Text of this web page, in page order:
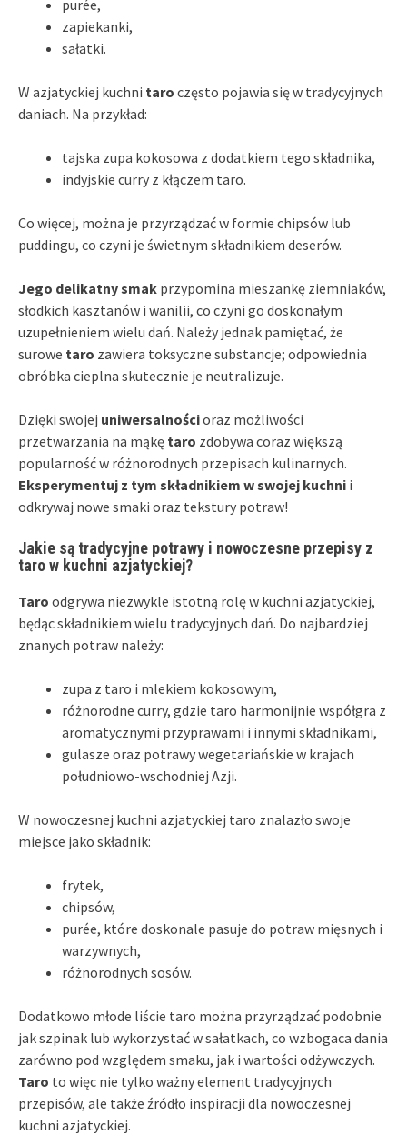
purée,
zapiekanki,
sałatki.
W azjatyckiej kuchni taro często pojawia się w tradycyjnych
daniach. Na przykład:
tajska zupa kokosowa z dodatkiem tego składnika,
indyjskie curry z kłączem taro.
Co więcej, można je przyrządzać w formie chipsów lub
puddingu, co czyni je świetnym składnikiem deserów.
Jego delikatny smak przypomina mieszankę ziemniaków,
słodkich kasztanów i wanilii, co czyni go doskonałym
uzupełnieniem wielu dań. Należy jednak pamiętać, że
surowe taro zawiera toksyczne substancje; odpowiednia
obróbka cieplna skutecznie je neutralizuje.
Dzięki swojej uniwersalnościoraz możliwości
przetwarzania na mąkę taro zdobywa coraz większą
popularność w różnorodnych przepisach kulinarnych.
Eksperymentuj z tym składnikiem w swojej kuchni i
odkrywaj nowe smaki oraz tekstury potraw!
Jakie są tradycyjne potrawy i nowoczesne przepisy z
taro w kuchni azjatyckiej?
Taro odgrywa niezwykle istotną rolę w kuchni azjatyckiej,
będąc składnikiem wielu tradycyjnych dań. Do najbardziej
znanych potraw należy:
zupa z taro i mlekiem kokosowym,
różnorodne curry, gdzie taro harmonijnie współgra z
aromatycznymi przyprawami i innymi składnikami,
gulasze oraz potrawy wegetariańskie w krajach
południowo-wschodniej Azji.
W nowoczesnej kuchni azjatyckiej taro znalazło swoje
miejsce jako składnik:
frytek,
chipsów,
purée, które doskonale pasuje do potraw mięsnych i
warzywnych,
różnorodnych sosów.
Dodatkowo młode liście taro można przyrządzać podobnie
jak szpinak lub wykorzystać w sałatkach, co wzbogaca dania
zarówno pod względem smaku, jak i wartości odżywczych.
Taro to więc nie tylko ważny element tradycyjnych
przepisów, ale także źródło inspiracji dla nowoczesnej
kuchni azjatyckiej.